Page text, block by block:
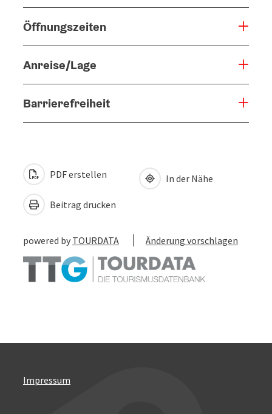
Öffnungszeiten
Anreise/Lage
Barrierefreiheit
PDF erstellen
Beitrag drucken
In der Nähe
powered by TOURDATA Änderung vorschlagen
Impressum